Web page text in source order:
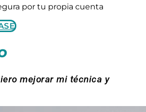
por tu propia cuenta
mejorar mi técnica y